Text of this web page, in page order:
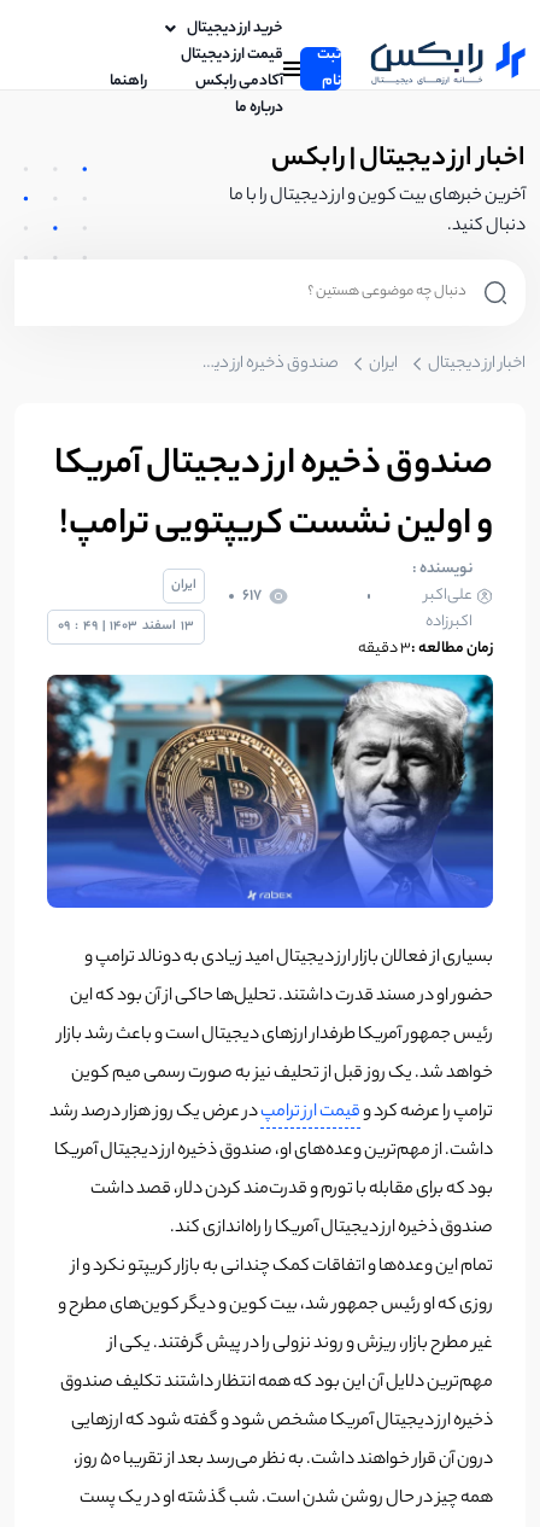
ثبت
نام
خرید ارز دیجیتال
قیمت ارز دیجیتال
آکادمی رابکس
راهنما
درباره ما
اخبار ارز دیجیتال | رابکس
آخرین خبرهای بیت کوین و ارز دیجیتال را با ما
دنبال کنید.
اخبار ارز دیجیتال ایران صندوق ذخیره ارز دیجیتال آمریکا و اولین نشست کریپتویی ترامپ!
صندوق ذخیره ارز دیجیتال آمریکا
و اولین نشست کریپتویی ترامپ!
نویسنده :
علی‌اکبر
اکبرزاده
617
زمان مطالعه :3 دقیقه
ایران
13 اسفند 1403
|
49
:
09
بسیاری از فعالان بازار ارز دیجیتال امید زیادی به دونالد ترامپ و
حضور او در مسند قدرت داشتند. تحلیل‌ها حاکی از آن بود که این
رئیس جمهور آمریکا طرفدار ارزهای دیجیتال است و باعث رشد بازار
خواهد شد. یک روز قبل از تحلیف نیز به صورت رسمی میم کوین
ترامپ را عرضه کرد وقیمت ارز ترامپدر عرض یک روز هزار درصد رشد
داشت. از مهم‌ترین وعده‌های او، صندوق ذخیره ارز دیجیتال آمریکا
بود که برای مقابله با تورم و قدرت‌مند کردن دلار، قصد داشت
صندوق ذخیره ارز دیجیتال آمریکا را راه‌اندازی کند.
تمام این وعده‌ها و اتفاقات کمک چندانی به بازار کریپتو نکرد و از
روزی که او رئیس جمهور شد، بیت کوین و دیگر کوین‌های مطرح و
غیر مطرح بازار، ریزش و روند نزولی را در پیش گرفتند. یکی از
مهم‌ترین دلایل آن این بود که همه انتظار داشتند تکلیف صندوق
ذخیره ارز دیجیتال آمریکا مشخص شود و گفته شود که ارزهایی
درون آن قرار خواهند داشت. به نظر می‌رسد بعد از تقریبا 50 روز،
همه چیز در حال روشن شدن است. شب گذشته او در یک پست